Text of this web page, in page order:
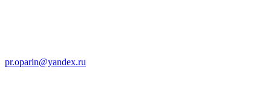
pr.oparin@yandex.ru